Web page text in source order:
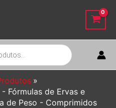
Fórmulas de Ervas e
de Peso - Comprimidos